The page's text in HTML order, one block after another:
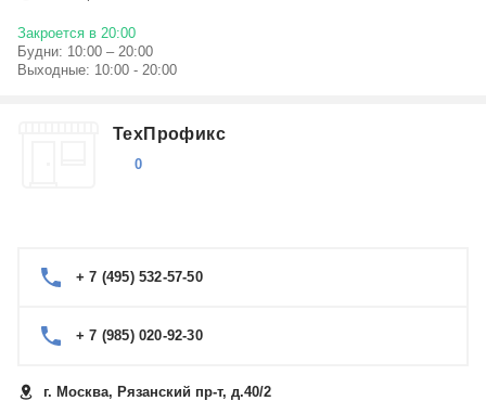
Закроется в 20:00
Будни: 10:00 – 20:00
Выходные: 10:00 - 20:00
ТехПрофикс
0
+ 7 (495) 532-57-50
+ 7 (985) 020-92-30
г. Москва, Рязанский пр-т, д.40/2